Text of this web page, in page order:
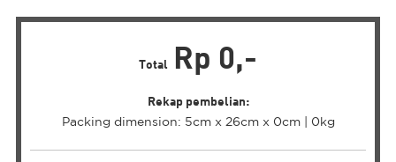
Total Rp 0,-
Rekap pembelian:
Packing dimension: 5cm x 26cm x 0cm | 0kg